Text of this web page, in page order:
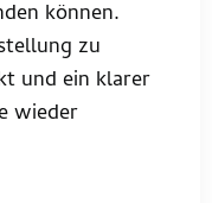
können.
zu
und ein klarer
wieder